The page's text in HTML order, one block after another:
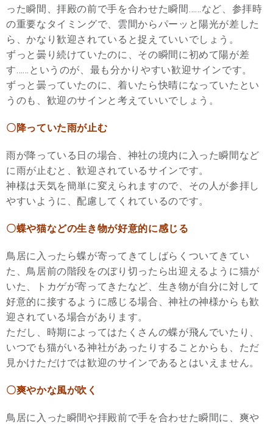
った瞬間、拝殿の前で手を合わせた瞬間……など、参拝時
の重要なタイミングで、雲間からパーッと陽光が差した
ら、かなり歓迎されていると捉えていいでしょう。
ずっと曇り続けていたのに、その瞬間に初めて陽が差
す……というのが、最も分かりやすい歓迎サインです。
ずっと曇っていたのに、着いたら快晴になっていたとい
うのも、歓迎のサインと考えていいでしょう。
〇降っていた雨が止む
雨が降っている日の場合、神社の境内に入った瞬間など
に雨が止むと、歓迎されているサインです。
神様は天気を簡単に変えられますので、その人が参拝し
やすいように、配慮してくれているのです。
〇蝶や猫などの生き物が好意的に感じる
鳥居に入ったら蝶が寄ってきてしばらくついてきてい
た、鳥居前の階段をのぼり切ったら出迎えるように猫が
いた、トカゲが寄ってきたなど、生き物が自分に対して
好意的に接するように感じる場合、神社の神様からも歓
迎されている場合があります。
ただし、時期によってはたくさんの蝶が飛んでいたり、
いつでも猫がいる神社があったりすることからも、ただ
見かけただけでは歓迎のサインであるとはいえません。
〇爽やかな風が吹く
鳥居に入った瞬間や拝殿前で手を合わせた瞬間に、爽や